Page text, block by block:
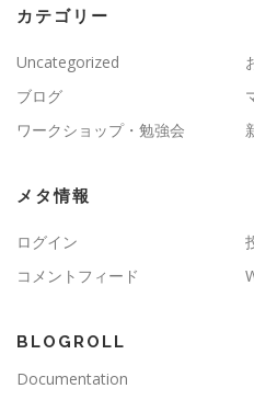
カテゴリー
Uncategorized
ブログ
ワークショップ・勉強会
メタ情報
ログイン
コメントフィード
BLOGROLL
Documentation